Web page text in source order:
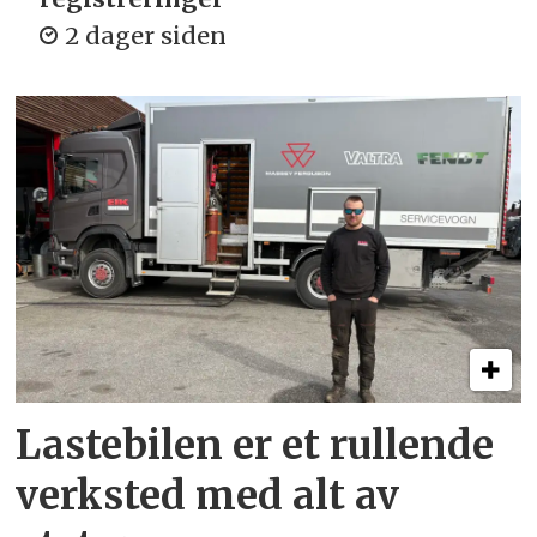
2 dager siden
Lastebilen er et rullende
verksted med alt av